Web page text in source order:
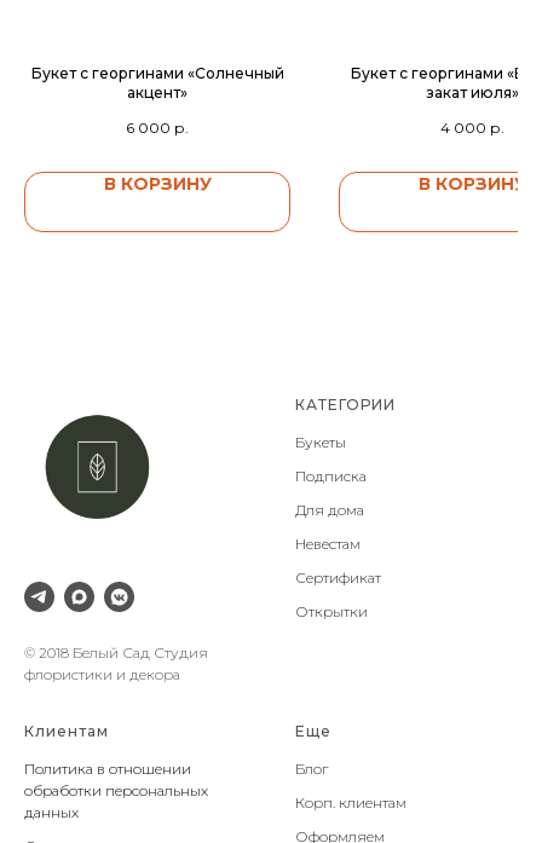
Букет с георгинами «Солнечный
акцент»
6 000 р.
В КОРЗИНУ
Букет с георгинами
закат июля»
4 000 р.
В КОРЗИНУ
© 2018 Белый Сад Студия
флористики и декора
КАТЕГОРИИ
Букеты
Подписка
Для дома
Невестам
Сертификат
Открытки
Клиентам
Политика в отношении
обработки персональных
данных
Еще
Блог
Корп. клиентам
Оформляем